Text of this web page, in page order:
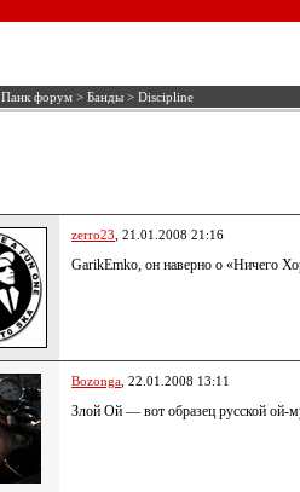
Панк форум > Банды > Discipline
zerro23 , 21.01.2008 21:16
GarikEmko, он наверно о «Ничего
Bozonga , 22.01.2008 13:11
Злой Ой — вот образец русской ой-